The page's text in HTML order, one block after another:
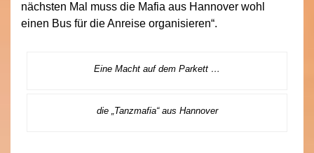
nächsten Mal muss die Mafia aus Hannover wohl
einen Bus für die Anreise organisieren“.
Eine Macht auf dem Parkett …
die „Tanzmafia“ aus Hannover